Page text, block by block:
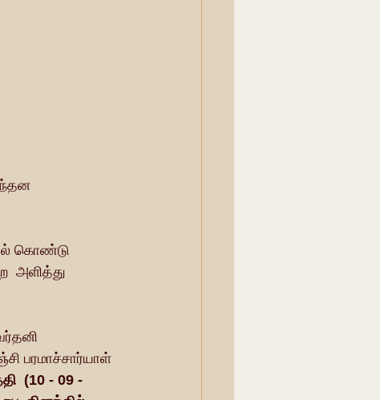
கொண்டு
அளித்து
பரமாச்சார்யாள்
(10 - 09 -